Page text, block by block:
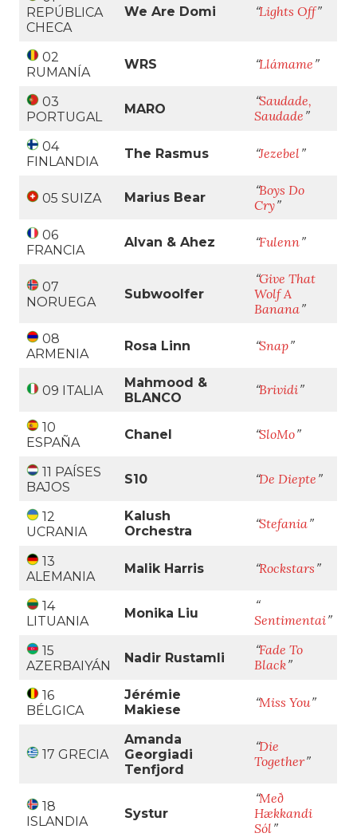
REPÚBLICA
CHECA
We Are Domi “Lights Off”
02
RUMANÍA
WRS “Llámame ”
03
PORTUGAL
MARO
“Saudade,
Saudade ”
04
FINLANDIA
The Rasmus “Jezebel”
05 SUIZA Marius Bear “Boys Do
Cry”
06
FRANCIA
Alvan & Ahez “Fulenn”
07
NORUEGA
Subwoolfer
“Give That
Wolf A
Banana”
08
ARMENIA
Rosa Linn “Snap”
09 ITALIA
Mahmood &
BLANCO
“Brividi”
10
ESPAÑA
Chanel “SloMo”
11 PAÍSES
BAJOS
S10 “De Diepte ”
12
UCRANIA
Kalush
Orchestra
“Stefania”
13
ALEMANIA
Malik Harris “Rockstars ”
14
LITUANIA
Monika Liu
“
Sentimentai”
15
AZERBAIYÁN
Nadir Rustamli
“Fade To
Black”
16
BÉLGICA
Jérémie
Makiese
“Miss You”
17 GRECIA
Amanda
Georgiadi
Tenfjord
“Die
Together”
18
ISLANDIA
Systur
“Með
Hækkandi
Sól”